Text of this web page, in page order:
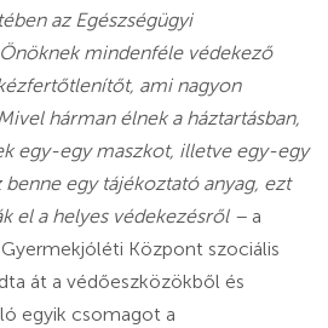
az Egészségügyi
mindenféle védekező
ami nagyon
hárman élnek a háztartásban,
egy-egy maszkot, illetve egy-egy
egy tájékoztató anyag, ezt
el a helyes védekezésről – a
Központ szociális
át a védőeszközökből és
egyik csomagot a